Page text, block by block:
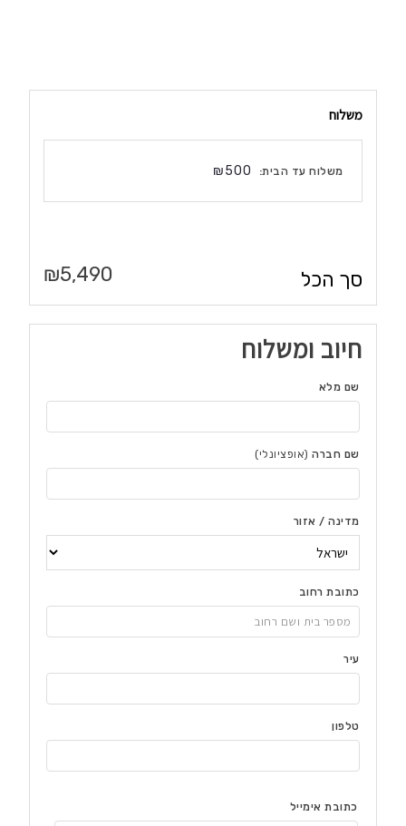
משלוח
משלוח עד הבית: 500
₪
סך הכל 5,490
₪
חיוב ומשלוח
שם מלא
שם חברה (אופציונלי)
מדינה / אזור
כתובת רחוב
עיר
טלפון
כתובת אימייל